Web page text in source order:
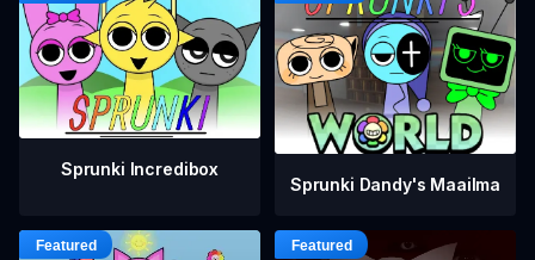
Sprunki Incredibox
Sprunki Dandy's Maailma